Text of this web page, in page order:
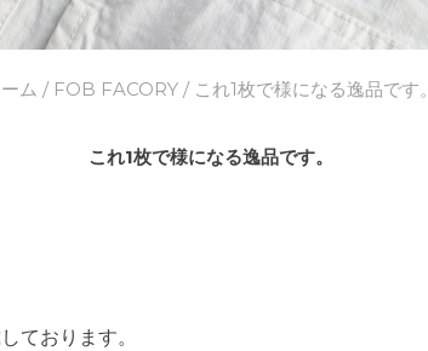
ム / FOB FACORY / これ1枚で様になる逸品です。
これ1枚で様になる逸品です。
ております。